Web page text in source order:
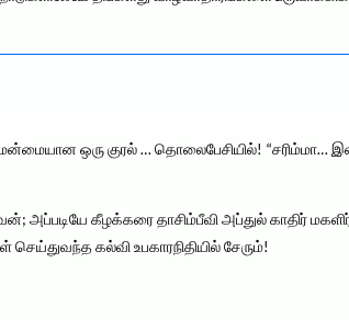
ஒரு குரல் … தொலைபேசியில்! “சரிம்மா…
அப்படியே கீழக்கரை தாசிம்பீவி அப்துல் காதிர்
கல்வி உபகாரநிதியில் சேரும்!